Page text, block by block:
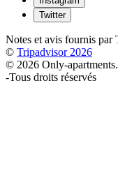
Twitter
Notes et avis fournis par
© Tripadvisor 2026
© 2026 Only-
-Tous droits réservés